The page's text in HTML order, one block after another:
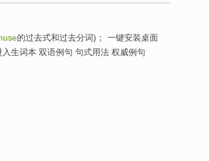
的过去式和过去分词)； 一键安装桌面
生词本 双语例句 句式用法 权威例句